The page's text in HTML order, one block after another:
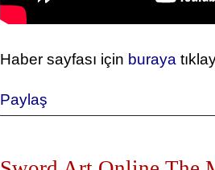
Haber sayfası için buraya
Paylaş